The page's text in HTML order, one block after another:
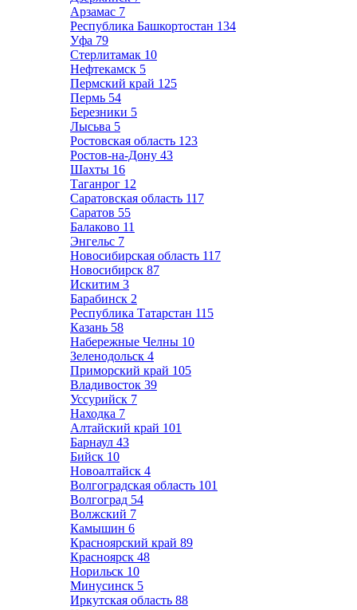
Арзамас 7
Республика Башкортостан 134
Уфа 79
Стерлитамак 10
Нефтекамск 5
Пермский край 125
Пермь 54
Березники 5
Лысьва 5
Ростовская область 123
Ростов-на-Дону 43
Шахты 16
Таганрог 12
Саратовская область 117
Саратов 55
Балаково 11
Энгельс 7
Новосибирская область 117
Новосибирск 87
Искитим 3
Барабинск 2
Республика Татарстан 115
Казань 58
Набережные Челны 10
Зеленодольск 4
Приморский край 105
Владивосток 39
Уссурийск 7
Находка 7
Алтайский край 101
Барнаул 43
Бийск 10
Новоалтайск 4
Волгоградская область 101
Волгоград 54
Волжский 7
Камышин 6
Красноярский край 89
Красноярск 48
Норильск 10
Минусинск 5
Иркутская область 88